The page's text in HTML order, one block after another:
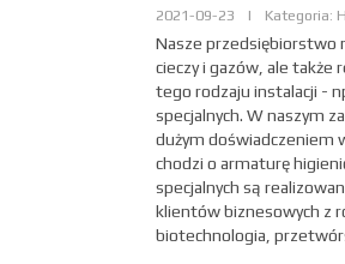
2021-09-23 | Kategoria:
Nasze przedsiębiorstwo
cieczy i gazów, ale także
tego rodzaju instalacji -
specjalnych. W naszym
dużym doświadczeniem
chodzi o armaturę
specjalnych są
klientów biznesowych z
biotechnologia,